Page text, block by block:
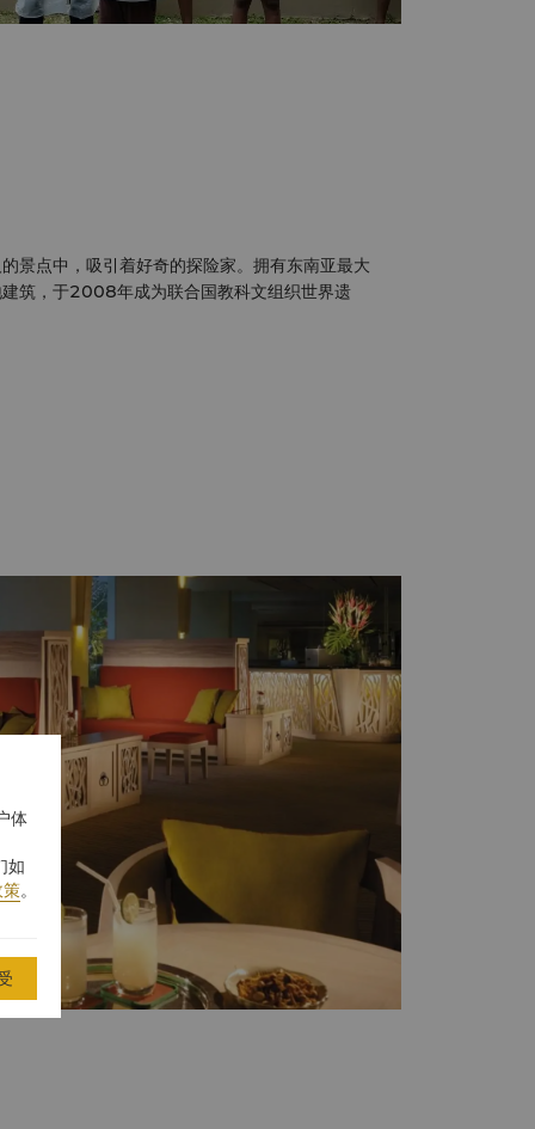
景点中，吸引着好奇的探险家。拥有东南亚最大
筑，于2008年成为联合国教科文组织世界遗
体
如
。